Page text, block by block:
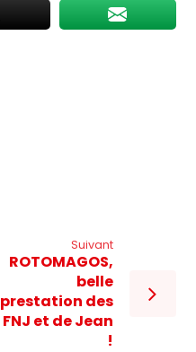
Suivant
ROTOMAGOS,
belle
prestation des
FNJ et de Jean
!